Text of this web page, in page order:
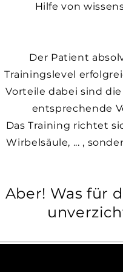
Hilfe von
Der Patient
Trainingslevel
Vorteile dabei sind
entsprechende
Das Training richtet
Wirbelsäule, ... ,
Aber! Was für